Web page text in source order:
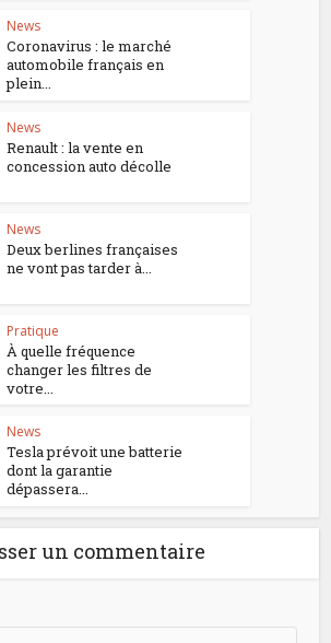
News
Coronavirus : le marché
automobile français en
plein...
News
Renault : la vente en
concession auto décolle
News
Deux berlines françaises
ne vont pas tarder à...
Pratique
À quelle fréquence
changer les filtres de
votre...
News
Tesla prévoit une batterie
dont la garantie
dépassera...
un commentaire